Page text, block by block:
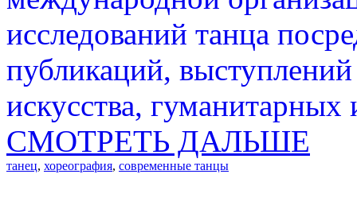
исследований танца
публикаций,
искусства,
СМОТРЕТЬ ДАЛЬШЕ
танец, хореография, современные танцы